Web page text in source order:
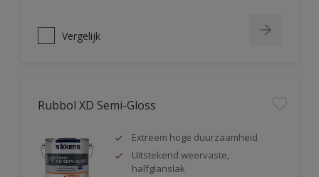
Vergelijk
Rubbol XD Semi-Gloss
Extreem hoge duurzaamheid
Uitstekend weervaste,
halfglanslak